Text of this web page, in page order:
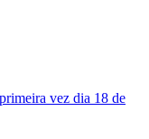
vez dia 18 de